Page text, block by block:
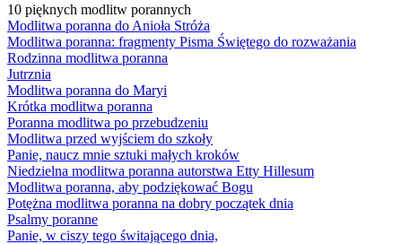
10 pięknych modlitw porannych
Modlitwa poranna do Anioła Stróża
Modlitwa poranna: fragmenty Pisma Świętego do rozważania
Rodzinna modlitwa poranna
Jutrznia
Modlitwa poranna do Maryi
Krótka modlitwa poranna
Poranna modlitwa po przebudzeniu
Modlitwa przed wyjściem do szkoły
Panie, naucz mnie sztuki małych kroków
Niedzielna modlitwa poranna autorstwa Etty Hillesum
Modlitwa poranna, aby podziękować Bogu
Potężna modlitwa poranna na dobry początek dnia
Psalmy poranne
Panie, w ciszy tego świtającego dnia,